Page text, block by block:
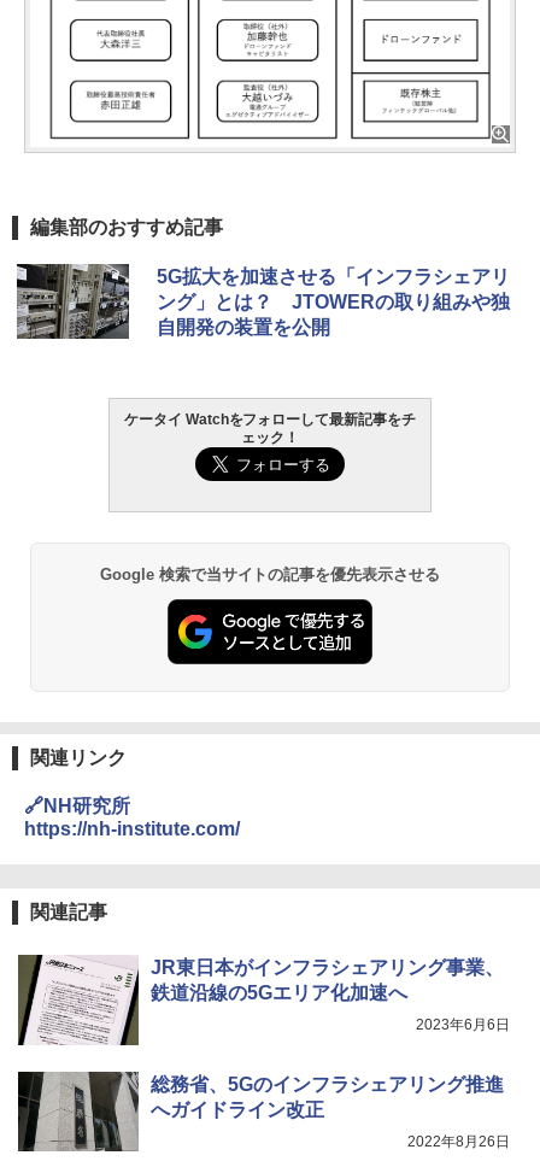
編集部のおすすめ記事
5G拡大を加速させる「インフラシェアリ
ング」とは？ JTOWERの取り組みや独
自開発の装置を公開
ケータイ Watchをフォローして最新記事をチ
ェック！
Google 検索で当サイトの記事を優先表示させる
関連リンク
🔗NH研究所
https://nh-institute.com/
関連記事
JR東日本がインフラシェアリング事業、
鉄道沿線の5Gエリア化加速へ
2023年6月6日
総務省、5Gのインフラシェアリング推進
へガイドライン改正
2022年8月26日